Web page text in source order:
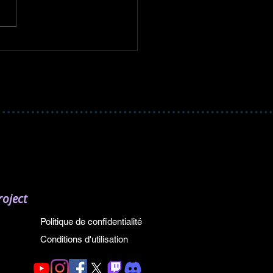
Politique de confidentialité
Conditions d'utilisation